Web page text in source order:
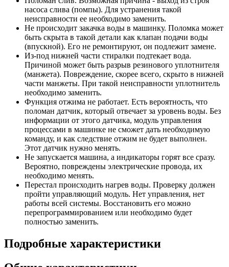
насоса слива (помпы). Для устранения такой
неисправности ее необходимо заменить.
Не происходит закачка воды в машинку. Поломка может
быть скрыта в такой детали как клапан подачи воды
(впускной). Его не ремонтируют, он подлежит замене.
Из-под нижней части стиралки подтекает вода.
Причиной может быть разрыв резинового уплотнителя
(манжета). Повреждение, скорее всего, скрыто в нижней
части манжеты. При такой неисправности уплотнитель
необходимо заменить.
Функция отжима не работает. Есть вероятность, что
поломан датчик, который отвечает за уровень воды. Без
информации от этого датчика, модуль управления
процессами в машинке не сможет дать необходимую
команду, и как следствие отжим не будет выполнен.
Этот датчик нужно менять.
Не запускается машина, а индикаторы горят все сразу.
Вероятно, повреждены электрические провода, их
необходимо менять.
Перестал происходить нагрев воды. Проверку должен
пройти управляющий модуль. Нет управления, нет
работы всей системы. Восстановить его можно
перепрограммированием или необходимо будет
полностью заменить.
Подробные характеристики